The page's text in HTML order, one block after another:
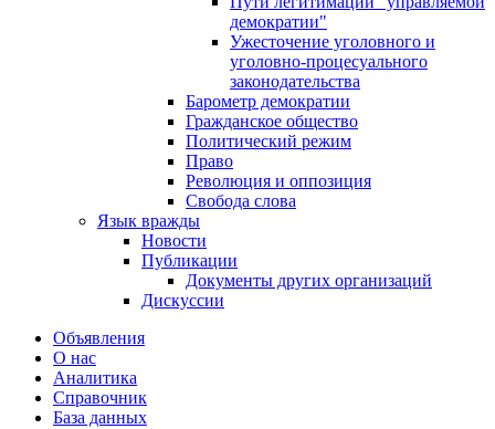
демократии"
Ужесточение уголовного и
уголовно-процесуального
законодательства
Барометр демократии
Гражданское общество
Политический режим
Право
Революция и оппозиция
Свобода слова
Язык вражды
Новости
Публикации
Документы других организаций
Дискуссии
Объявления
О нас
Аналитика
Справочник
База данных